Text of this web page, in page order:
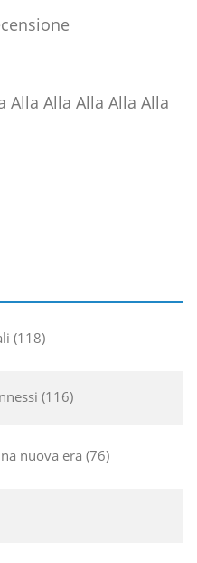
Alla Alla Alla Alla Alla
118
116
nuova era 76